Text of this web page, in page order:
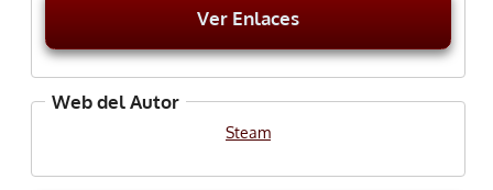
Ver Enlaces
Web del Autor
Steam